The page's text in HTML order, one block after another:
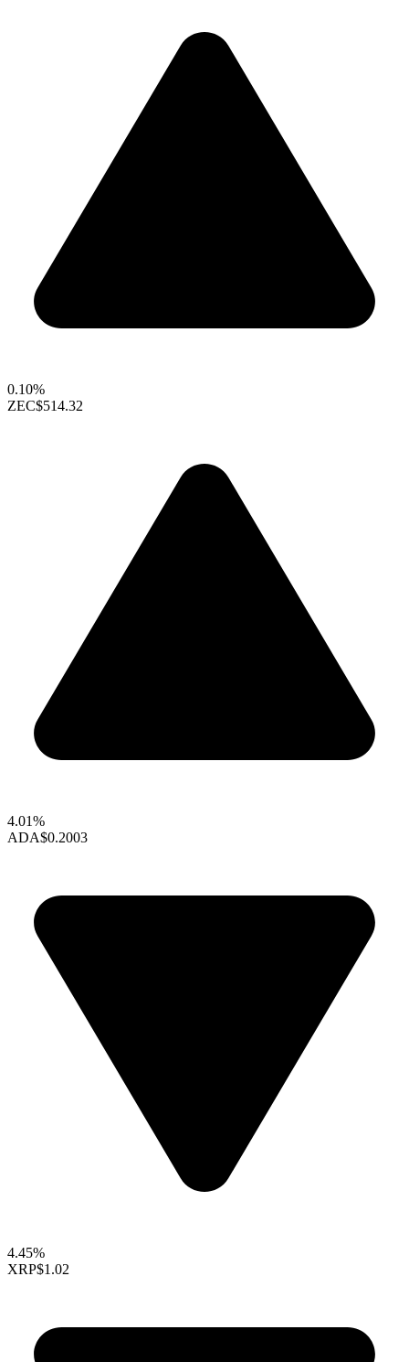
0.10%
ZEC$514.32
4.01%
ADA$0.2003
4.45%
XRP$1.02